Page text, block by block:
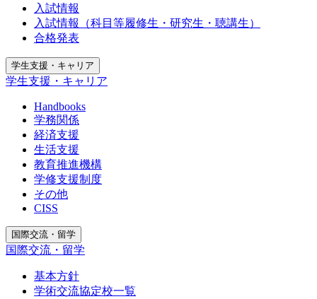
入試情報
入試情報（科目等履修生・研究生・聴講生）
合格発表
学生支援・キャリア
学生支援・キャリア
Handbooks
学務関係
経済支援
生活支援
教育推進機構
学修支援制度
その他
CISS
国際交流・留学
国際交流・留学
基本方針
学術交流協定校一覧